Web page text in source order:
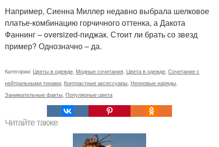
Например, Сиенна Миллер недавно выбрала шелковое
платье-комбинацию горчичного оттенка, а Дакота
Фаннинг – oversized-пиджак. Стоит ли брать со звезд
пример? Однозначно – да.
Категории: Цветы в одежде Модные сочетания Цвета в одежде Сочетание с
нейтральными тонами Контрастные аксессуары Неоновые наряды
Занимательные факты Популярные цвета
Читайте также